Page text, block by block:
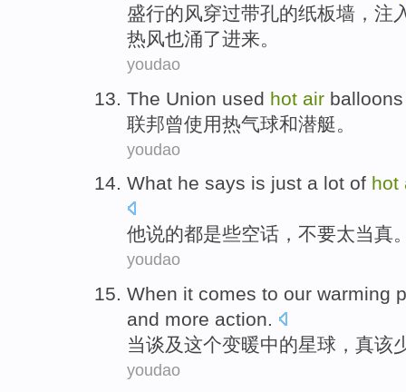
盛行的风穿过带孔的纸板墙 ， 注
热风也涌了进来。
youdao
The Union used hot air balloons
联邦曾使用热气球和潜艇 。
youdao
What he says is just a lot of hot
他说的都是些空话， 不要太当真
youdao
When it comes to our warming
and more action.
当谈及这个变暖中的星球 ， 真该
youdao